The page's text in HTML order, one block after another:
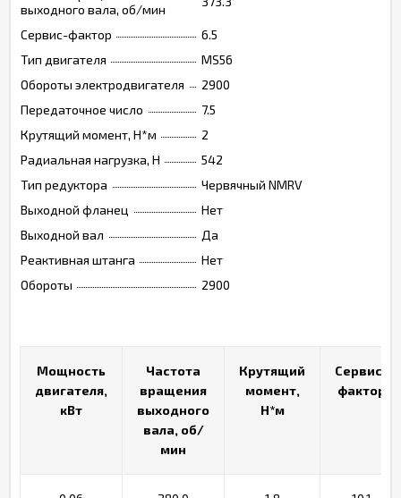
выходного вала, об/мин
Сервис-фактор
6.5
Тип двигателя
MS56
Обороты электродвигателя
2900
Передаточное число
7.5
Крутящий момент, Н*м
2
Радиальная нагрузка, Н
542
Тип редуктора
Червячный NMRV
Выходной фланец
Нет
Выходной вал
Да
Реактивная штанга
Нет
Обороты
2900
Мощность
двигателя,
кВт
Частота
вращения
выходного
вала, об/
мин
Крутящий
момент,
Н*м
Сервис-
фактор
Мощность
двигателя,
кВт
Частота
вращения
выходного
вала, об/
мин
Крутящий
момент,
Н*м
Сервис-
фактор